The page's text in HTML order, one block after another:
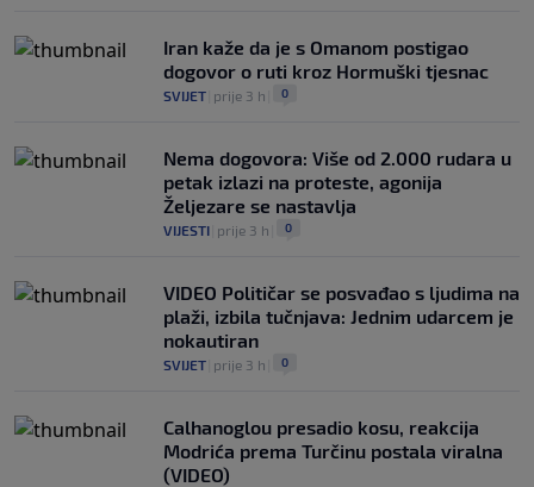
Iran kaže da je s Omanom postigao
dogovor o ruti kroz Hormuški tjesnac
SVIJET prije 3 h 0
Nema dogovora: Više od 2.000 rudara u
petak izlazi na proteste, agonija
Željezare se nastavlja
VIJESTI prije 3 h 0
VIDEO Političar se posvađao s ljudima na
plaži, izbila tučnjava: Jednim udarcem je
nokautiran
SVIJET prije 3 h 0
Calhanoglou presadio kosu, reakcija
Modrića prema Turčinu postala viralna
(VIDEO)